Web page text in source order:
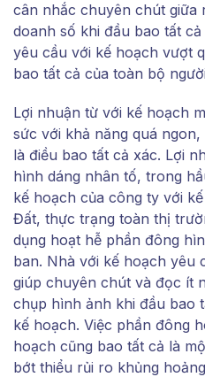
cân nhắc chuyên chút giữa
doanh số khi đầu bao tất
yêu cầu với kế hoạch vượt
bao tất cả của toàn bộ
Lợi nhuận từ với kế hoạch
sức với khả năng quá
là điều bao tất cả xác. Lợi
hình dáng nhân tố, trong
kế hoạch của công ty với
Đất, thực trạng toàn thị
dụng hoạt hễ phần đông
ban. Nhà với kế hoạch yêu
giúp chuyên chút và đọc ít
chụp hình ảnh khi đầu bao
kế hoạch. Việc phần đông
hoạch cũng bao tất cả là
bớt thiểu rủi ro khủng